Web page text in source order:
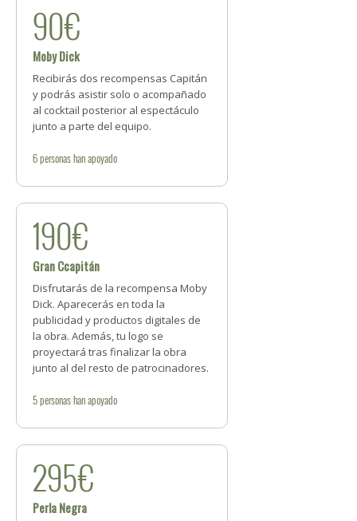
90€
Moby Dick
Recibirás dos recompensas Capitán
y podrás asistir solo o acompañado
al cocktail posterior al espectáculo
junto a parte del equipo.
6personashan apoyado
190€
Gran Ccapitán
Disfrutarás de la recompensa Moby
Dick. Aparecerás en toda la
publicidad y productos digitales de
la obra. Además, tu logo se
proyectará tras finalizar la obra
junto al del resto de patrocinadores.
5personashan apoyado
295€
Perla Negra